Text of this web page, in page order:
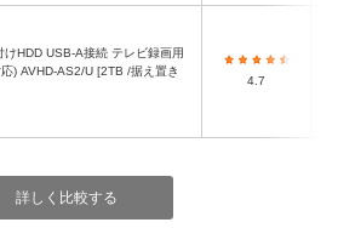
) AVHD-AS2/U [2TB /据え置き
4.7
詳しく比較する